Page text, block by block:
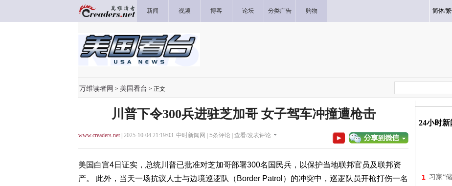
新闻 视频 博客 论坛 分类广告 购物 简体/
万维读者网 > 美国看台 > 正文
川普下令300兵进驻芝加哥 女子驾车冲撞遭枪击
www.creaders.net| 2025-10-04 21:19:03 中时新闻网 | 5条评论 | 查看/发表评论
美国白宫4日证实，总统川普已批准对芝加哥部署300名国民兵，以保护当地联邦官员及联邦资
产。 此外，当天一场抗议人士与边境巡逻队（Border Patrol）的冲突中，巡逻队员开枪打伤一名
24小时
1 习家“